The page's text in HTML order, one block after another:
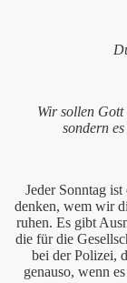
Wir sollen Gott
sondern
Jeder Sonntag
denken, wem wir
ruhen. Es gibt
die für die
bei der Polizei,
genauso, wenn
am 19.
2010
am 29. Mai
2010
am 11. April